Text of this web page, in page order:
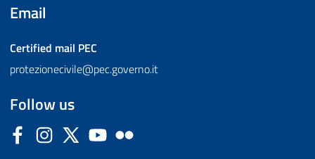
Email
Certified mail PEC
protezionecivile@pec.governo.it
Follow us
FacebookInstagram
Twitter YouTube